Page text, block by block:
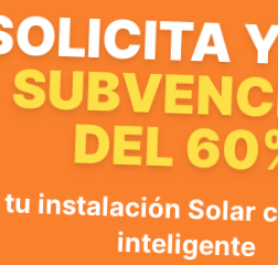
DEL
instalación Solar
inteligente